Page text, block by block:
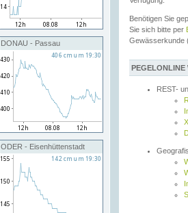
DONAU - Passau
ODER - Eisenhüttenstadt
Benötigen Sie
Sie sich bitte per
Gewässerkunde
REST-